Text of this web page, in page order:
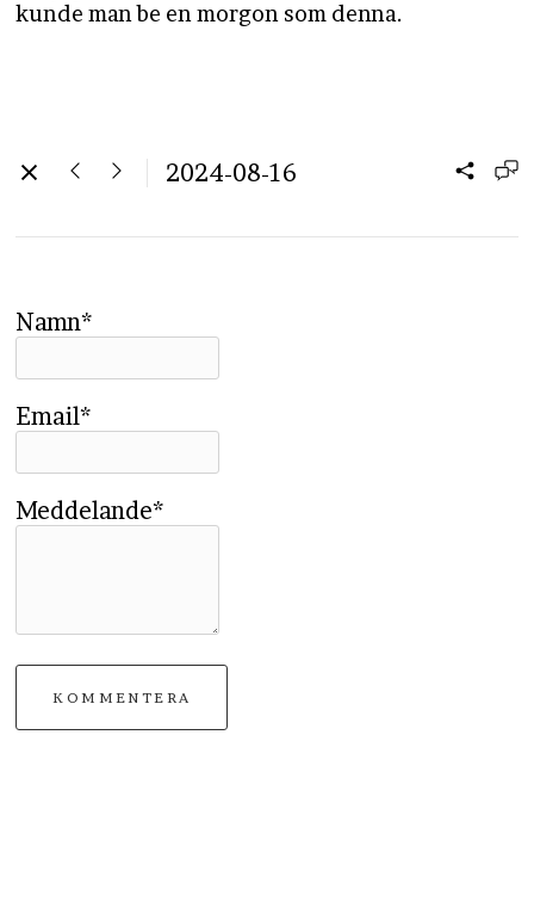
kunde man be en morgon som denna.
2024-08-16
Namn*
Email*
Meddelande*
KOMMENTERA